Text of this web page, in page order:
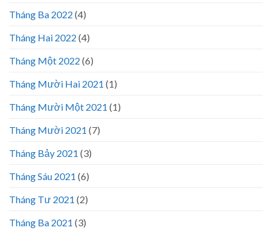
Tháng Ba 2022 (4)
Tháng Hai 2022 (4)
Tháng Một 2022 (6)
Tháng Mười Hai 2021 (1)
Tháng Mười Một 2021 (1)
Tháng Mười 2021 (7)
Tháng Bảy 2021 (3)
Tháng Sáu 2021 (6)
Tháng Tư 2021 (2)
Tháng Ba 2021 (3)